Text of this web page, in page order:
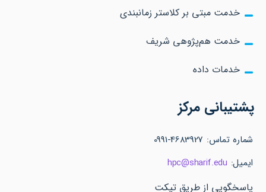
خدمت مبتی بر کلاستر زمانبندی
خدمت هم‌پژوهی شریف
خدمات داده
پشتیبانی مرکز
شماره تماس: 4683927-0991
ایمیل: hpc@sharif.edu
پاسخگویی از طریق تیکت